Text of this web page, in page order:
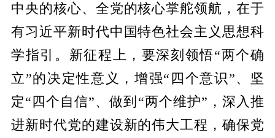
中央的核心、全党的核心掌舵领航，在于
有习近平新时代中国特色社会主义思想科
学指引。新征程上，要深刻领悟“两个确
立”的决定性意义，增强“四个意识”、坚
定“四个自信”、做到“两个维护”，深入推
进新时代党的建设新的伟大工程，确保党